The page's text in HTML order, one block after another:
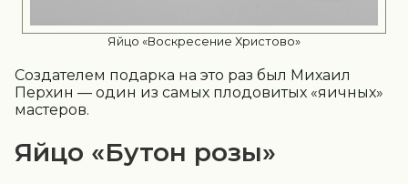
Яйцо «Воскресение Христово»
Создателем подарка на это раз был Михаил
Перхин — один из самых плодовитых «яичных»
мастеров.
Яйцо «Бутон розы»